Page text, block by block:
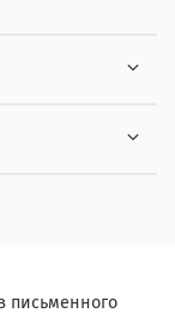
письменного